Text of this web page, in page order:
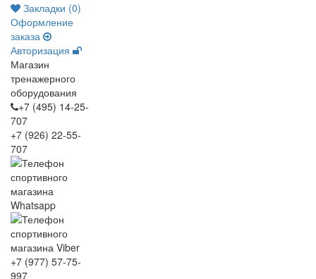
Закладки (0)
Оформление
заказа
Авторизация
Магазин
тренажерного
оборудования
+7 (495) 14-25-
707
+7 (926) 22-55-
707
+7 (977) 57-75-
997